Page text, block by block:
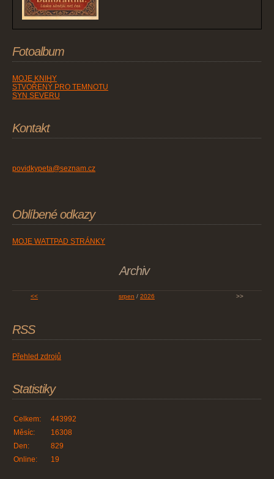
Fotoalbum
MOJE KNIHY
STVOŘENÝ PRO TEMNOTU
SYN SEVERU
Kontakt
povidkypeta@seznam.cz
Oblíbené odkazy
MOJE WATTPAD STRÁNKY
Archiv
<< srpen / 2026 >>
RSS
Přehled zdrojů
Statistiky
Online: 19
Celkem:
443992
Měsíc:
16308
Den:
829